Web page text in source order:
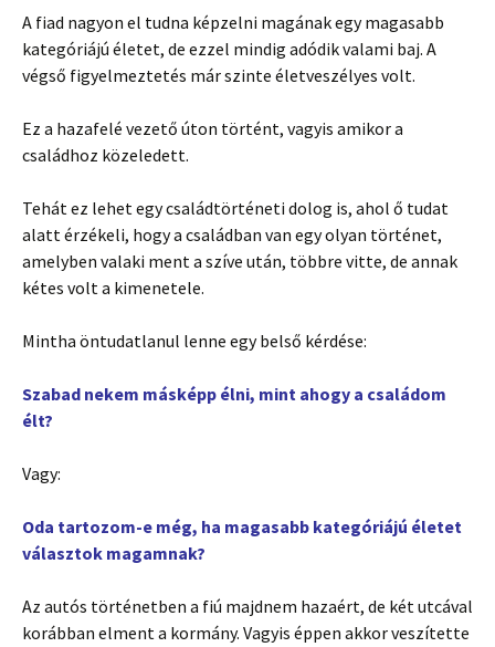
A fiad nagyon el tudna képzelni magának egy magasabb
kategóriájú életet, de ezzel mindig adódik valami baj. A
végső figyelmeztetés már szinte életveszélyes volt.
Ez a hazafelé vezető úton történt, vagyis amikor a
családhoz közeledett.
Tehát ez lehet egy családtörténeti dolog is, ahol ő tudat
alatt érzékeli, hogy a családban van egy olyan történet,
amelyben valaki ment a szíve után, többre vitte, de annak
kétes volt a kimenetele.
Mintha öntudatlanul lenne egy belső kérdése:
Szabad nekem másképp élni, mint ahogy a családom
élt?
Vagy:
Oda tartozom-e még, ha magasabb kategóriájú életet
választok magamnak?
Az autós történetben a fiú majdnem hazaért, de két utcával
korábban elment a kormány. Vagyis éppen akkor veszítette